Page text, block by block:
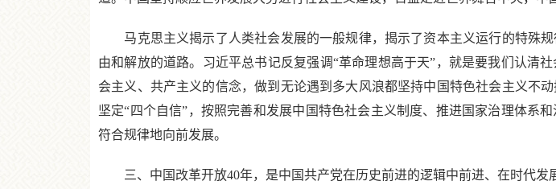
马克思主义揭示了人类社会发展的一般规律，揭示了资本主义运行的特殊
由和解放的道路。习近平总书记反复强调“革命理想高于天”，就是要我们认清
会主义、共产主义的信念，做到无论遇到多大风浪都坚持中国特色社会主义不
坚定“四个自信”，按照完善和发展中国特色社会主义制度、推进国家治理体系
符合规律地向前发展。
三、中国改革开放40年，是中国共产党在历史前进的逻辑中前进、在时代发